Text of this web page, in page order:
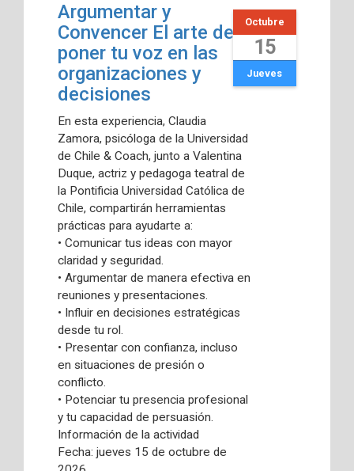
Argumentar y
Convencer El arte de
poner tu voz en las
organizaciones y
decisiones
En esta experiencia, Claudia
Zamora, psicóloga de la Universidad
de Chile & Coach, junto a Valentina
Duque, actriz y pedagoga teatral de
la Pontificia Universidad Católica de
Chile, compartirán herramientas
prácticas para ayudarte a:
• Comunicar tus ideas con mayor
claridad y seguridad.
• Argumentar de manera efectiva en
reuniones y presentaciones.
• Influir en decisiones estratégicas
desde tu rol.
• Presentar con confianza, incluso
en situaciones de presión o
conflicto.
• Potenciar tu presencia profesional
y tu capacidad de persuasión.
Información de la actividad
Fecha: jueves 15 de octubre de
Octubre
15
Jueves